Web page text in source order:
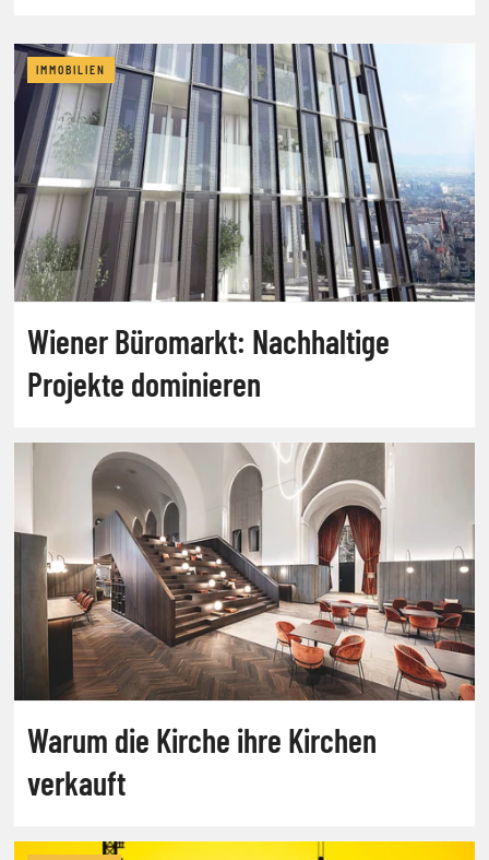
IMMOBILIEN
Wiener Büromarkt: Nachhaltige
Projekte dominieren
Warum die Kirche ihre Kirchen
verkauft